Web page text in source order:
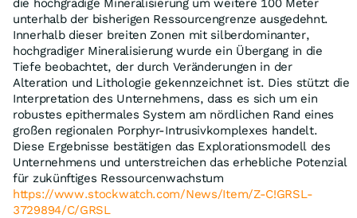
unterhalb der bisherigen Ressourcengrenze ausgedehnt.
Innerhalb dieser breiten Zonen mit silberdominanter,
hochgradiger Mineralisierung wurde ein Übergang in die
Tiefe beobachtet, der durch Veränderungen in der
Alteration und Lithologie gekennzeichnet ist. Dies stützt die
Interpretation des Unternehmens, dass es sich um ein
robustes epithermales System am nördlichen Rand eines
großen regionalen Porphyr-Intrusivkomplexes handelt.
Diese Ergebnisse bestätigen das Explorationsmodell des
Unternehmens und unterstreichen das erhebliche Potenzial
für zukünftiges Ressourcenwachstum
https://www.stockwatch.com/News/Item/Z-C!GRSL-
3729894/C/GRSL